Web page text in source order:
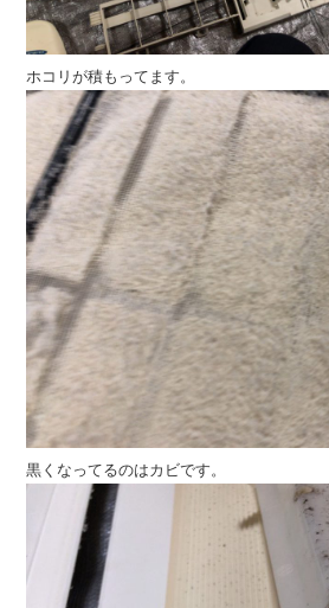
ホコリが積もってます。
黒くなってるのはカビです。